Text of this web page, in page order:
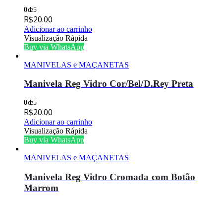
0de 5
R$20.00
Adicionar ao carrinho
Visualização Rápida
Buy via WhatsApp
MANIVELAS e MAÇANETAS
Manivela Reg Vidro Cor/Bel/D.Rey Preta
0de 5
R$20.00
Adicionar ao carrinho
Visualização Rápida
Buy via WhatsApp
MANIVELAS e MAÇANETAS
Manivela Reg Vidro Cromada com Botão
Marrom